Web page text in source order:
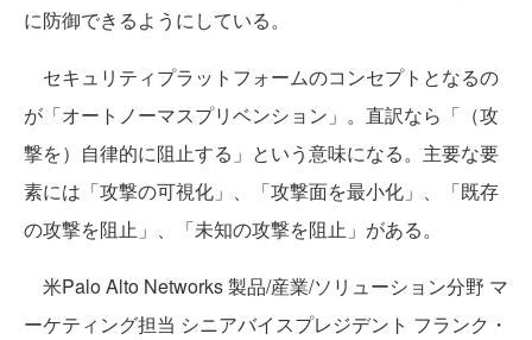
に防御できるようにしている。
セキュリティプラットフォームのコンセプトとなるの
が「オートノーマスプリベンション」。直訳なら「（攻
撃を）自律的に阻止する」という意味になる。主要な要
素には「攻撃の可視化」、「攻撃面を最小化」、「既存
の攻撃を阻止」、「未知の攻撃を阻止」がある。
米Palo Alto Networks 製品/産業/ソリューション分野 マ
ーケティング担当 シニアバイスプレジデント フランク・